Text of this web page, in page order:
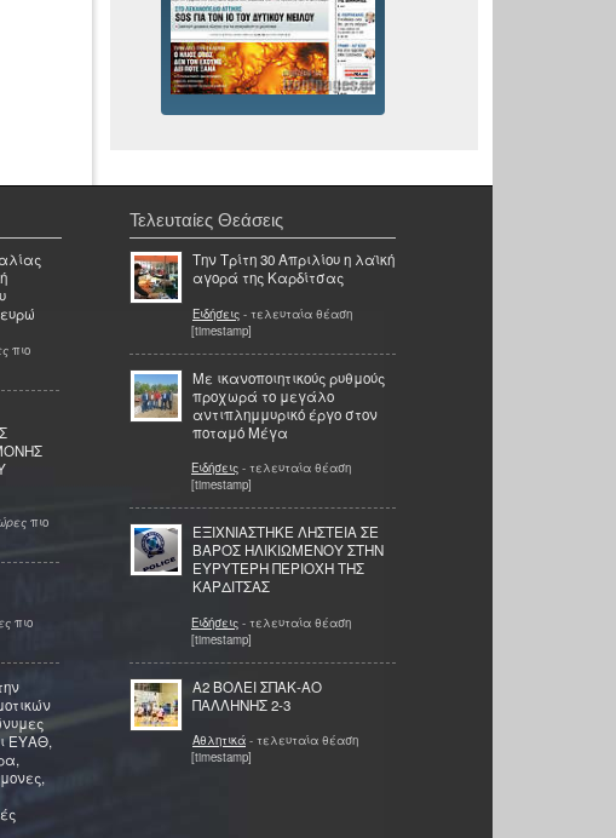
πιο
πιο
πιο
ΕΥΑΘ,
Τελευταίες Θεάσεις
Την Τρίτη 30 Απριλίου η λαϊκή
αγορά της Καρδίτσας
Ειδήσεις - τελευταία θέαση
[timestamp]
Με ικανοποιητικούς ρυθμούς
προχωρά το μεγάλο
αντιπλημμυρικό έργο στον
ποταμό Μέγα
Ειδήσεις - τελευταία θέαση
[timestamp]
ΕΞΙΧΝΙΑΣΤΗΚΕ ΛΗΣΤΕΙΑ ΣΕ
ΒΑΡΟΣ ΗΛΙΚΙΩΜΕΝΟΥ ΣΤΗΝ
ΕΥΡΥΤΕΡΗ ΠΕΡΙΟΧΗ ΤΗΣ
ΚΑΡΔΙΤΣΑΣ
Ειδήσεις - τελευταία θέαση
[timestamp]
Α2 ΒΟΛΕΙ ΣΠΑΚ-ΑΟ
ΠΑΛΛΗΝΗΣ 2-3
Αθλητικά - τελευταία θέαση
[timestamp]